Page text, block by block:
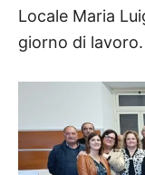
Locale Maria
giorno di lavoro.